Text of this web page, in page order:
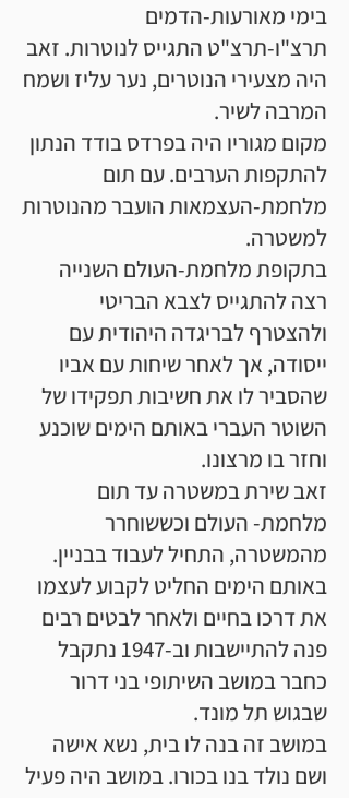
בימי מאורעות-הדמים
תרצ"ו-תרצ"ט התגייס לנוטרות. זאב
היה מצעירי הנוטרים, נער עליז ושמח
המרבה לשיר.
מקום מגוריו היה בפרדס בודד הנתון
להתקפות הערבים. עם תום
מלחמת-העצמאות הועבר מהנוטרות
למשטרה.
בתקופת מלחמת-העולם השנייה
רצה להתגייס לצבא הבריטי
ולהצטרף לבריגדה היהודית עם
ייסודה, אך לאחר שיחות עם אביו
שהסביר לו את חשיבות תפקידו של
השוטר העברי באותם הימים שוכנע
וחזר בו מרצונו.
זאב שירת במשטרה עד תום
מלחמת- העולם וכששוחרר
מהמשטרה, התחיל לעבוד בבניין.
באותם הימים החליט לקבוע לעצמו
את דרכו בחיים ולאחר לבטים רבים
פנה להתיישבות וב-1947 נתקבל
כחבר במושב השיתופי בני דרור
שבגוש תל מונד.
במושב זה בנה לו בית, נשא אישה
ושם נולד בנו בכורו. במושב היה פעיל